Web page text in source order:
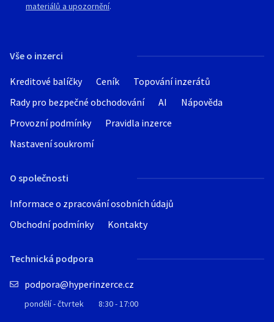
Vše o inzerci
Kreditové balíčky Ceník
Topování inzerátů
Rady pro bezpečné obchodování
AI
Nápověda
Provozní podmínky
Pravidla inzerce
Nastavení soukromí
O společnosti
Informace o zpracování osobních údajů
Obchodní podmínky
Kontakty
Technická podpora
podpora@hyperinzerce.cz
pondělí - čtvrtek 8:30 - 17:00
materiálů a upozornění.